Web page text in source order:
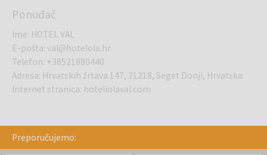
Ponuđač
Ime: HOTEL VAL
E-pošta: val@hotelola.hr
Telefon: +38521880440
Adresa: Hrvatskih žrtava 147, 21218, Seget Donji, Hrvatska
Internet stranica: hoteliolaval.com
Preporučujemo: